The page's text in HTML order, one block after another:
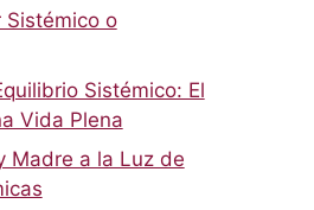
Sistémico o
Sistémico: El
Vida Plena
Madre a la Luz de